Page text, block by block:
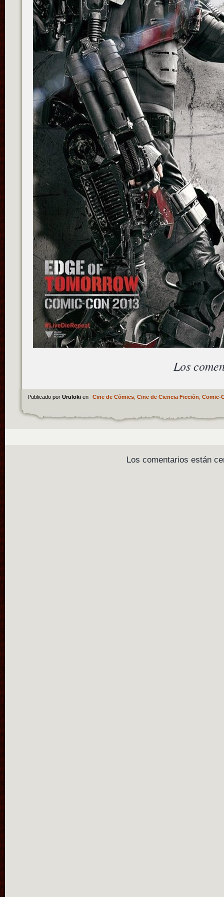
Los
Publicado por Uruloki en Cine de Cómics, Cine de Ciencia Ficción Comic-
Los comentarios están